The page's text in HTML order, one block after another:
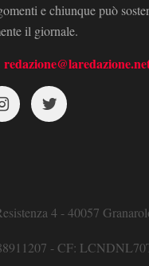
e chiunque può
il giornale.
4 - 40057
- CF: